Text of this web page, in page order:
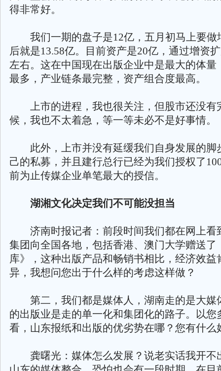
得非常好。
我们一期的盘子是12亿，五月初马上要做
后就是13.58亿。目前资产是20亿，通过增资
左右。这在中国现在出版企业中是最大的体量
最多，产业链条最完整，资产组合度最高。
上市的进程，我也很关注，但股市还没有
候，我也不太着急，等一等未必不是好事情。
此外，上市并没有延缓我们自身发展的脚
己的私募，并且建行总行已经为我们授权了
前为止传媒企业单笔最大的授信。
湖湘文化决定我们不可能没担当
济南时报记者：前段时间我们都在网上看
集团向全国各地，包括香港、澳门大学赠送了
库》，这种出版产品和畅销书相比，经济效益
异，我想问您出于什么样的考虑这样做？
第二，我们都是媒体人，湖南走的是大媒
的出版业是走的单一化和集团化的路子。以您
看，山东报纸和出版的优劣势在哪？您有什么
龚曙光：媒体怎么发展？说老实话我开不